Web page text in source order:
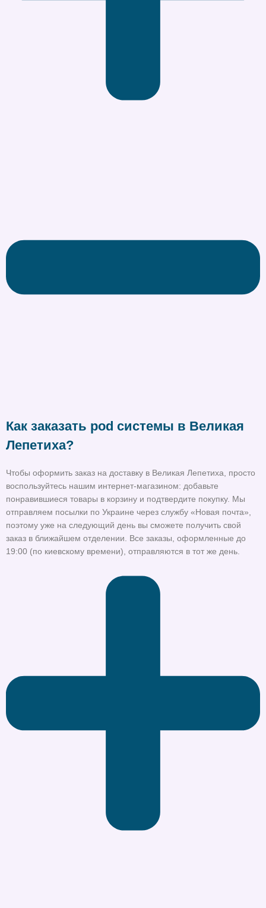
Как заказать pod системы в Великая
Лепетиха?
Чтобы оформить заказ на доставку в Великая Лепетиха, просто
воспользуйтесь нашим интернет-магазином: добавьте
понравившиеся товары в корзину и подтвердите покупку. Мы
отправляем посылки по Украине через службу «Новая почта»,
поэтому уже на следующий день вы сможете получить свой
заказ в ближайшем отделении. Все заказы, оформленные до
19:00 (по киевскому времени), отправляются в тот же день.